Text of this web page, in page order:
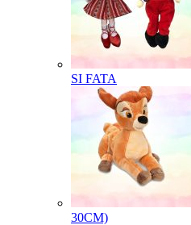
SI FATA
30CM)